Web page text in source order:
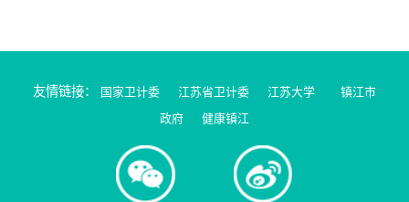
友情链接： 国家卫计委 江苏省卫计委 江苏大学
镇江市
政府
健康镇江